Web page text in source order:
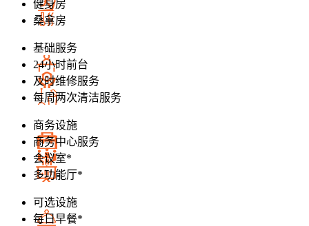
健身房
桑拿房
基础服务
24小时前台
及时维修服务
每周两次清洁服务
商务设施
商务中心服务
会议室*
多功能厅*
可选设施
每日早餐*